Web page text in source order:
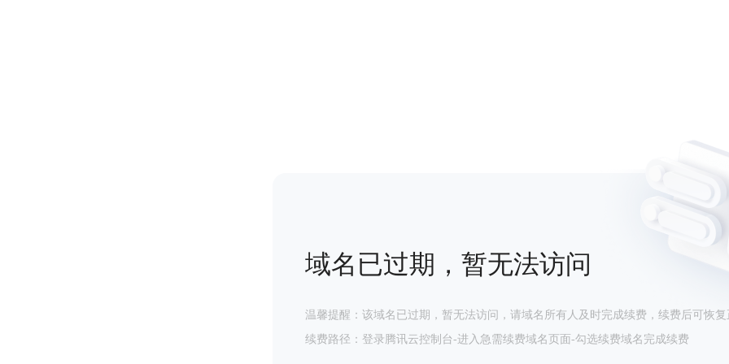
域名已过期，暂无法访问
温馨提醒：该域名已过期，暂无法访问，请域名所有人及时完成续费，续费后可恢复
续费路径：登录腾讯云控制台-进入急需续费域名页面-勾选续费域名完成续费